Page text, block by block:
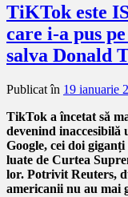
TiKTok este
care i-a pus
salva Donald
Publicat în 19 ianuarie
TikTok a încetat să
devenind
Google, cei doi
luate de Curtea
lor. Potrivit Reuters,
americanii nu au mai